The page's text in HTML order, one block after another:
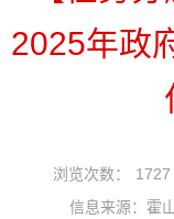
2025年政
浏览次数： 1727
信息来源：霍